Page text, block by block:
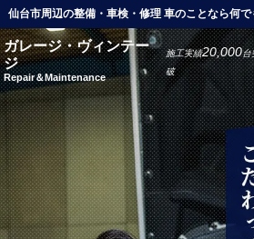
仙台市周辺の整備・車検・修理 車のことなら何
ガレージ・ヴィンテー
ジ
Repair＆Maintenance
施工実績20,000台
破